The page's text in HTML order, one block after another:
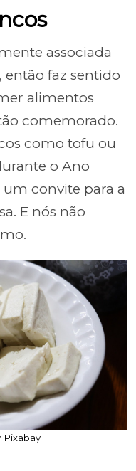
associada
faz sentido
alimentos
comemorado.
como tofu ou
o Ano
convite para a
E nós não
Pixabay